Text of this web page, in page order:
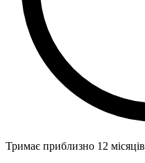
Тримає приблизно 12 місяців